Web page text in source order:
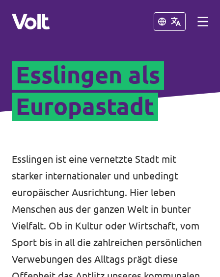
Schließen
Volt in Baden-Württemberg
Lokale Teams
Website
Volt in deinem Bundesland
Volt Deutschland Merchandise Shop
Schließen
Programm
Menschen
Neuigkeiten
Unsere Events
Esslingen als
Europastadt
Esslingen ist eine vernetzte Stadt mit
starker internationaler und unbedingt
europäischer Ausrichtung. Hier leben
Menschen aus der ganzen Welt in bunter
Vielfalt. Ob in Kultur oder Wirtschaft, vom
Sport bis in all die zahlreichen persönlichen
Verwebungen des Alltags prägt diese